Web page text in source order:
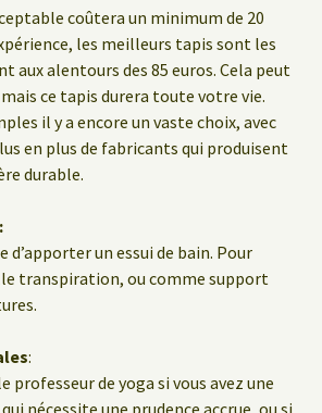
coûtera un minimum de 20
les meilleurs tapis sont les
aux alentours des 85 euros. Cela peut
ce tapis durera toute votre vie.
il y a encore un vaste choix, avec
en plus de fabricants qui produisent
durable.
d’apporter un essui de bain. Pour
transpiration, ou comme support
:
de yoga si vous avez une
nécessite une prudence accrue, ou si